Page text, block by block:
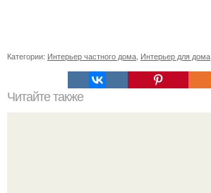
Категории: Интерьер частного дома Интерьер для дома
Читайте также